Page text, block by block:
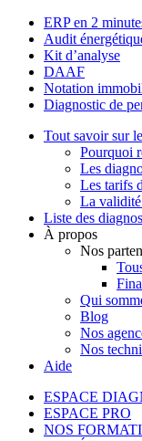
ERP en 2
Audit
Kit d’analyse
DAAF
Notation
Diagnostic de
Tout savoir sur
Pourquoi
Les
Les tarifs
La
Liste des
À propos
Nos
Qui
Blog
Nos
Nos
Aide
ESPACE
ESPACE PRO
NOS